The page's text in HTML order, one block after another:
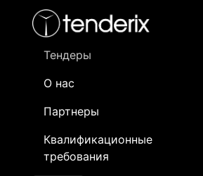
Тендеры
О нас
Партнеры
Квалификационные
требования
- активный лот
- сохраненный лот (не опубликован)
Закупка: Перевозка
г. Алматы (РК) - п.
Таскарасу,